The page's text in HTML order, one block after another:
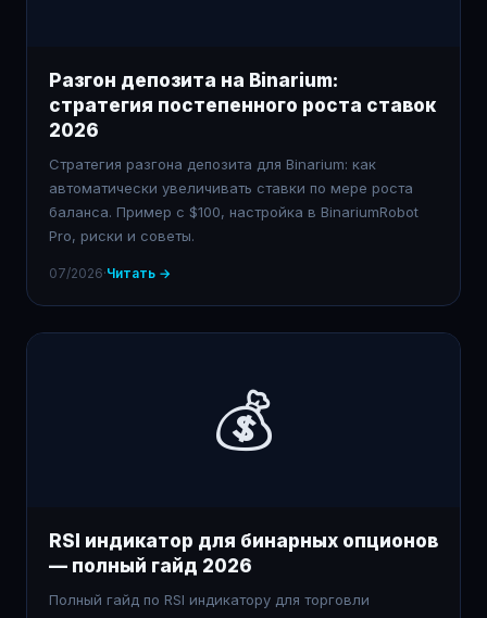
Разгон депозита на Binarium:
стратегия постепенного роста ставок
2026
Стратегия разгона депозита для Binarium: как
автоматически увеличивать ставки по мере роста
баланса. Пример с $100, настройка в BinariumRobot
Pro, риски и советы.
07/2026·Читать →
💰
RSI индикатор для бинарных опционов
— полный гайд 2026
Полный гайд по RSI индикатору для торговли